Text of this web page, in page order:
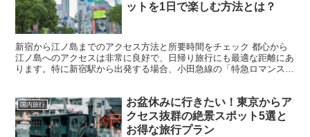
ットを1日で楽しむ方法とは？
新宿から江ノ島までのアクセス方法と所要時間をチェック 都心から
江ノ島へのアクセスは非常に良好で、日帰り旅行にも最適な距離にあ
ります。特に新宿駅から出発する場合、小田急線の「特急ロマンスカ
国内旅行
お盆休みに行きたい！東京からア
クセス抜群の絶景スポット5選と
お得な旅行プラン